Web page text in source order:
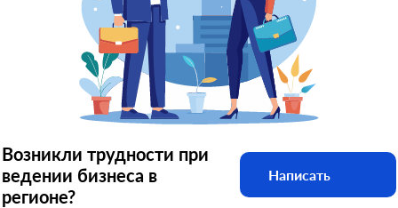
Возникли трудности при
ведении бизнеса в
регионе?
Написать